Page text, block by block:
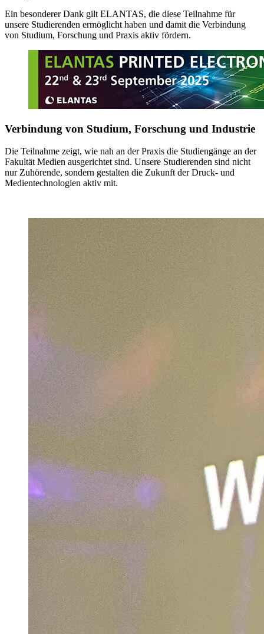
Ein besonderer Dank gilt ELANTAS, die diese Teilnahme für
unsere Studierenden ermöglicht haben und damit die Verbindung
von Studium, Forschung und Praxis aktiv fördern.
Verbindung von Studium, Forschung und Industrie
Die Teilnahme zeigt, wie nah an der Praxis die Studiengänge an der
Fakultät Medien ausgerichtet sind. Unsere Studierenden sind nicht
nur Zuhörende, sondern gestalten die Zukunft der Druck- und
Medientechnologien aktiv mit.